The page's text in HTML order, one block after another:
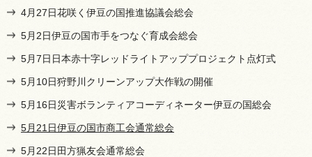
4月27日花咲く伊豆の国推進協議会総会
5月2日伊豆の国市手をつなぐ育成会総会
5月7日日本赤十字レッドライトアッププロジェクト点灯式
5月10日狩野川クリーンアップ大作戦の開催
5月16日災害ボランティアコーディネーター伊豆の国総会
5月21日伊豆の国市商工会通常総会
5月22日田方猟友会通常総会